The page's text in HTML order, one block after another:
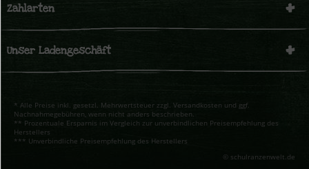
Zahlarten
Unser Ladengeschäft
* Alle Preise inkl. gesetzl. Mehrwertsteuer zzgl. Versandkosten und ggf.
Nachnahmegebühren, wenn nicht anders beschrieben.
** Prozentuale Ersparnis im Vergleich zur unverbindlichen Preisempfehlung des
Herstellers
*** Unverbindliche Preisempfehlung des Herstellers
© schulranzenwelt.de